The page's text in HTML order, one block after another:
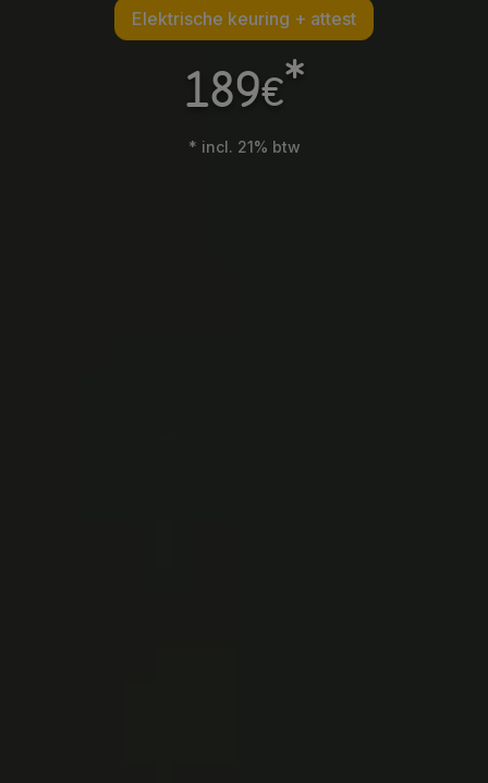
Elektrische keuring + attest
189€*
* incl. 21% btw